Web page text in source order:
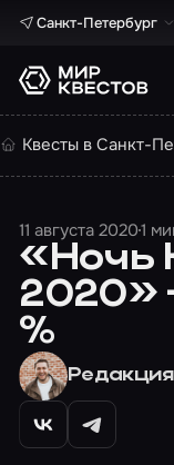
Санкт-Петербург
Квесты в Санкт-
11 августа 20201
«Ночь
2020»
%
Редакция